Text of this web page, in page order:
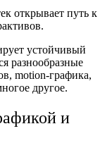
открывает путь к
устойчивый
разнообразные
motion-графика,
другое.
и